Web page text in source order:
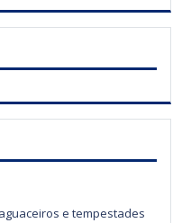
e tempestades